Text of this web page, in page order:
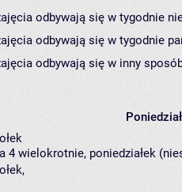
odbywają się w tygodnie
odbywają się w tygodnie
odbywają się w inny
4 wielokrotnie, poniedziałek
,